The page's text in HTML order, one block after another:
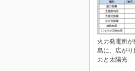
火力発電所
島に、広がり
力と太陽光